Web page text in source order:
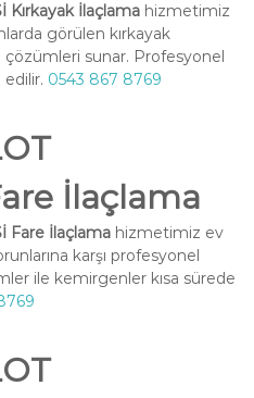
İlaçlamahizmetimiz
görülen kırkayak
çözümleri sunar. Profesyonel
edilir. 0543 867 8769
İlaçlama
Fare İlaçlamahizmetimiz ev
karşı profesyonel
ile kemirgenler kısa sürede